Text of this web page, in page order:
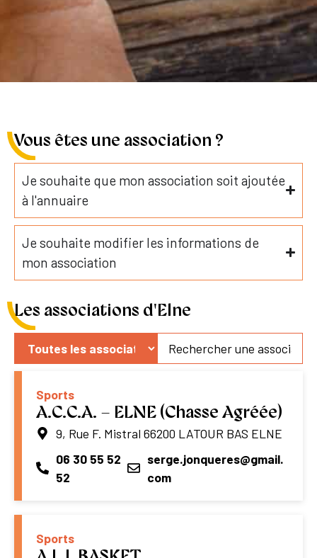
Vous êtes une association ?
Je souhaite que mon association soit ajoutée
à l'annuaire
Je souhaite modifier les informations de
mon association
Les associations d'Elne
Sports
A.C.C.A. – ELNE (Chasse Agréée)
9, Rue F. Mistral 66200 LATOUR BAS ELNE
06 30 55 52
52
serge.jonqueres@gmail.
com
Sports